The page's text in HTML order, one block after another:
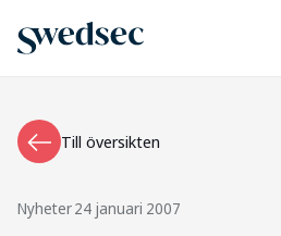
Till översikten
Nyheter24 januari 2007